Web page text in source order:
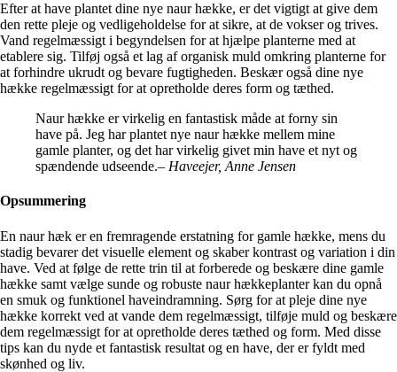
Efter at have plantet dine nye naur hække, er det vigtigt at give dem
den rette pleje og vedligeholdelse for at sikre, at de vokser og trives.
Vand regelmæssigt i begyndelsen for at hjælpe planterne med at
etablere sig. Tilføj også et lag af organisk muld omkring planterne for
at forhindre ukrudt og bevare fugtigheden. Beskær også dine nye
hække regelmæssigt for at opretholde deres form og tæthed.
Naur hække er virkelig en fantastisk måde at forny sin
have på. Jeg har plantet nye naur hække mellem mine
gamle planter, og det har virkelig givet min have et nyt og
spændende udseende.– Haveejer, Anne Jensen
Opsummering
En naur hæk er en fremragende erstatning for gamle hække, mens du
stadig bevarer det visuelle element og skaber kontrast og variation i din
have. Ved at følge de rette trin til at forberede og beskære dine gamle
hække samt vælge sunde og robuste naur hækkeplanter kan du opnå
en smuk og funktionel haveindramning. Sørg for at pleje dine nye
hække korrekt ved at vande dem regelmæssigt, tilføje muld og beskære
dem regelmæssigt for at opretholde deres tæthed og form. Med disse
tips kan du nyde et fantastisk resultat og en have, der er fyldt med
skønhed og liv.